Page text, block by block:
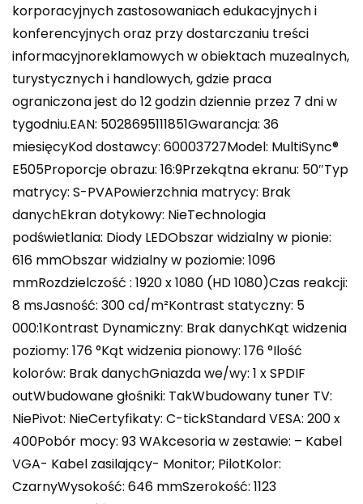
korporacyjnych zastosowaniach edukacyjnych i
konferencyjnych oraz przy dostarczaniu treści
informacyjnoreklamowych w obiektach muzealnych,
turystycznych i handlowych, gdzie praca
ograniczona jest do 12 godzin dziennie przez 7 dni w
tygodniu.EAN: 5028695111851Gwarancja: 36
miesięcyKod dostawcy: 60003727Model: MultiSync®
E505Proporcje obrazu: 16:9Przekątna ekranu: 50″Typ
matrycy: S-PVAPowierzchnia matrycy: Brak
danychEkran dotykowy: NieTechnologia
podświetlania: Diody LEDObszar widzialny w pionie:
616 mmObszar widzialny w poziomie: 1096
mmRozdzielczość : 1920 x 1080 (HD 1080)Czas reakcji:
8 msJasność: 300 cd/m²Kontrast statyczny: 5
000:1Kontrast Dynamiczny: Brak danychKąt widzenia
poziomy: 176 °Kąt widzenia pionowy: 176 °Ilość
kolorów: Brak danychGniazda we/wy: 1 x SPDIF
outWbudowane głośniki: TakWbudowany tuner TV:
NiePivot: NieCertyfikaty: C-tickStandard VESA: 200 x
400Pobór mocy: 93 WAkcesoria w zestawie: – Kabel
VGA- Kabel zasilający- Monitor; PilotKolor:
CzarnyWysokość: 646 mmSzerokość: 1123